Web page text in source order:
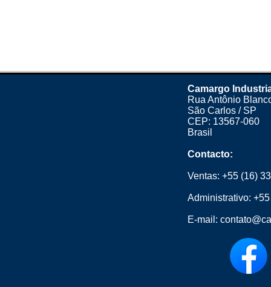
Camargo
Rua Antônio
São Carlos / SP
CEP: 13567-060
Brasil
Contacto:
Ventas: +55 (16)
Administrativo:
E-mail: